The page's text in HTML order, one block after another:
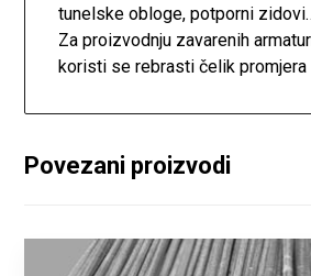
tunelske obloge, potporni
Za proizvodnju zavarenih
koristi se rebrasti čelik promjera
Povezani proizvodi